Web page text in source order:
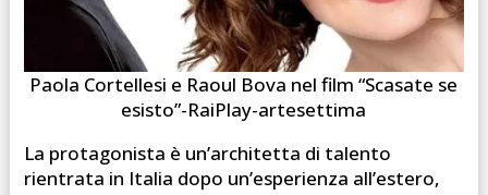
Paola Cortellesi e Raoul Bova nel film “Scasate se
esisto”-RaiPlay-artesettima
La protagonista è un’architetta di talento
rientrata in Italia dopo un’esperienza all’estero,